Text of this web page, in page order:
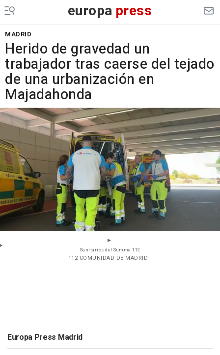
europa press
MADRID
Herido de gravedad un
trabajador tras caerse del tejado
de una urbanización en
Majadahonda
Sanitarios del Summa 112
- 112 COMUNIDAD DE MADRID
Europa Press Madrid